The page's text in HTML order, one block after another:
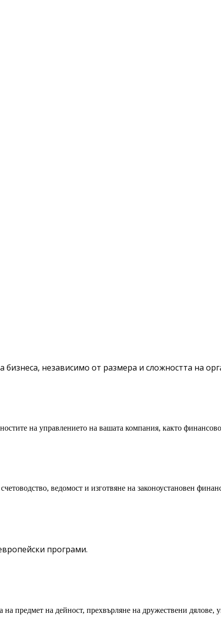
независимо от размера и сложността на
на управлението на вашата компания, както
ведомост и изготвяне на законоустановен
програми.
на дейност, прехвърляне на дружествени дялове,